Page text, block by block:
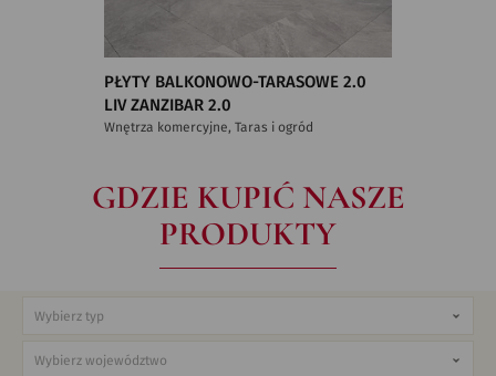
PŁYTY BALKONOWO-TARASOWE 2.0
LIV ZANZIBAR 2.0
Wnętrza komercyjne, Taras i ogród
GDZIE KUPIĆ NASZE
PRODUKTY